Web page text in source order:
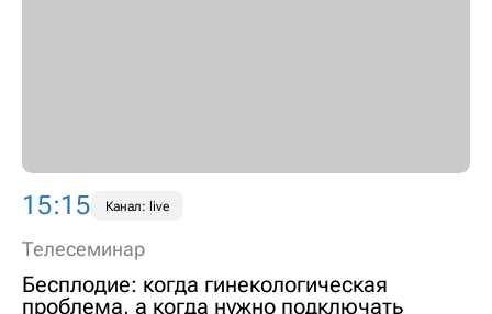
15:15 Канал: live
Телесеминар
Бесплодие: когда гинекологическая
проблема, а когда нужно подключать